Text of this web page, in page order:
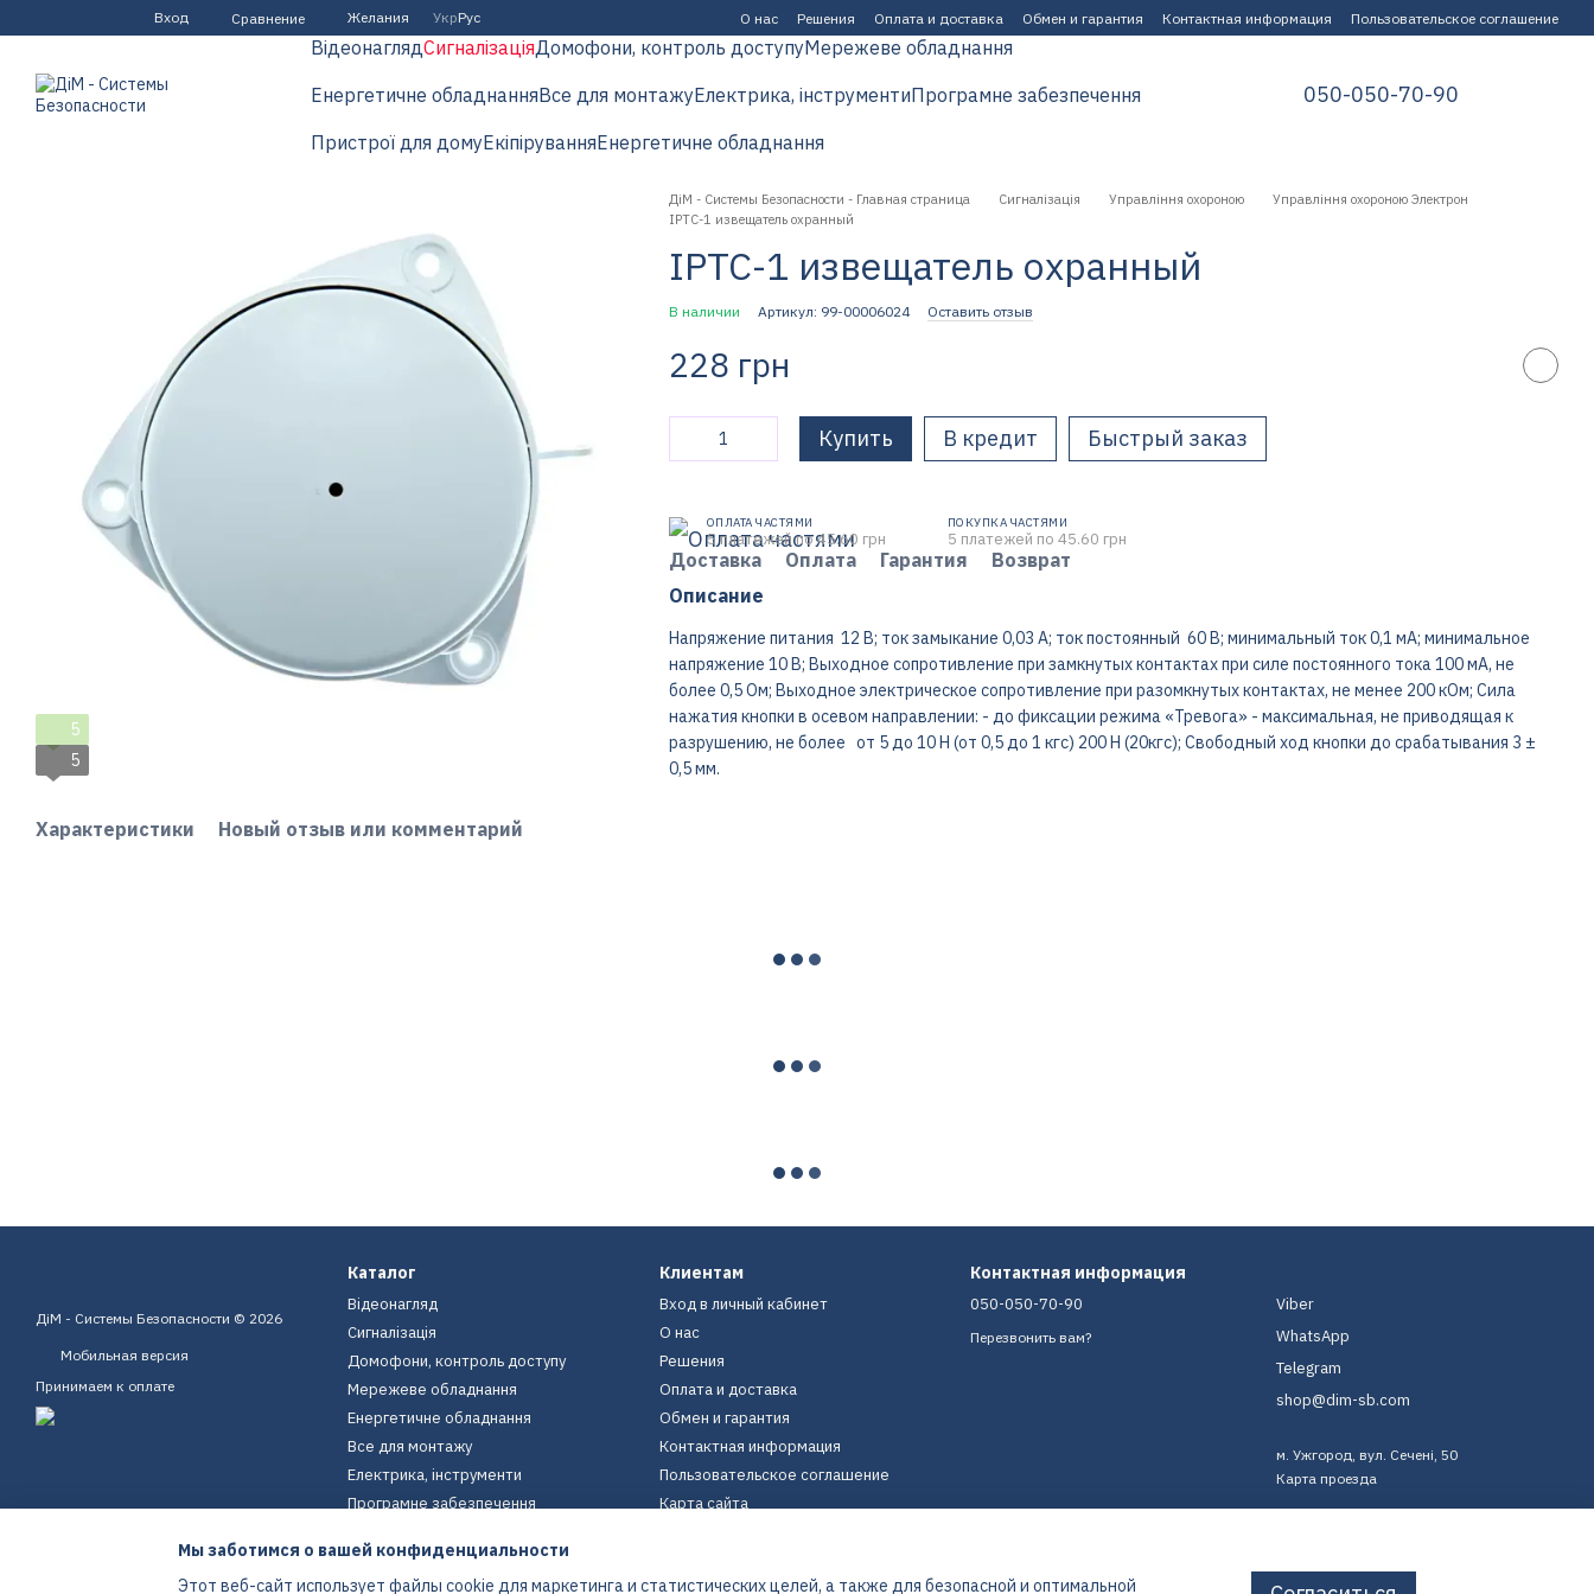
Перейти к основному контенту
Вход Сравнение Желания УкрРус О нас Решения Оплата и доставка Обмен и гарантия Контактная информация Пользовательское соглашение
ВідеонаглядСигналізаціяДомофони, контроль доступуМережеве обладнання
Енергетичне обладнанняВсе для монтажуЕлектрика, інструментиПрограмне забезпечення
Пристрої для домуЕкіпіруванняЕнергетичне обладнання
050-050-70-90
5
5
Характеристики Новый отзыв или комментарий
ДіМ - Системы Безопасности - Главная страница Сигналізація Управління охороною
Управління охороною Электрон
ІРТС-1 извещатель охранный
ІРТС-1 извещатель охранный
В наличии Артикул: 99-00006024 Оставить отзыв
228 грн
Купить В кредит Быстрый заказ
ОПЛАТА ЧАСТЯМИ
5 платежей по 45.60 грн
ПОКУПКА ЧАСТЯМИ
5 платежей по 45.60 грн
Доставка Оплата Гарантия
Возврат
Описание
Напряжение питания 12 В; ток замыкание 0,03 А; ток постоянный 60 В; минимальный ток 0,1 мА; минимальное
напряжение 10 В; Выходное сопротивление при замкнутых контактах при силе постоянного тока 100 мА, не
более 0,5 Ом; Выходное электрическое сопротивление при разомкнутых контактах, не менее 200 кОм; Сила
нажатия кнопки в осевом направлении: - до фиксации режима «Тревога» - максимальная, не приводящая к
разрушению, не более от 5 до 10 Н (от 0,5 до 1 кгс) 200 Н (20кгс); Свободный ход кнопки до срабатывания 3 ±
0,5 мм.
ДіМ - Системы Безопасности © 2026
Мобильная версия
Принимаем к оплате
Каталог
Відеонагляд
Сигналізація
Домофони, контроль доступу
Мережеве обладнання
Енергетичне обладнання
Все для монтажу
Електрика, інструменти
Програмне забезпечення
Екіпірування
Енергетичне обладнання
Клиентам
Вход в личный кабинет
О нас
Решения
Оплата и доставка
Обмен и гарантия
Контактная информация
Пользовательское соглашение
Карта сайта
Контактная информация
050-050-70-90
Перезвонить вам?
Viber
WhatsApp
Telegram
shop@dim-sb.com
м. Ужгород, вул. Сечені, 50
Карта проезда
Мы заботимся о вашей конфиденциальности
Этот веб-сайт использует файлы cookie для маркетинга и статистических целей, а также для безопасной и оптимальной